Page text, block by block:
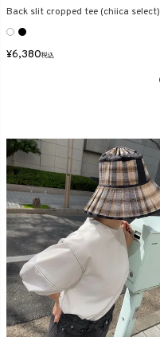
Back slit cropped tee (chiica select)
¥6,380税込